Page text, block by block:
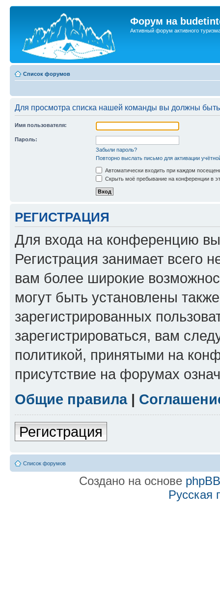
Форум на
Активный форум активного
Список форумов
Для просмотра списка нашей команды вы должны
Имя пользователя:
Пароль:
Забыли пароль?
Повторно выслать письмо для активации
Автоматически входить при каждом
Скрыть моё пребывание на конференции в
РЕГИСТРАЦИЯ
Для входа на конференцию
Регистрация занимает всего
вам более широкие
могут быть установлены
зарегистрированных
зарегистрироваться, вам
политикой, принятыми на
присутствие на форумах
Общие правила|
Регистрация
Список форумов
Создано на основе phpBB
Русская